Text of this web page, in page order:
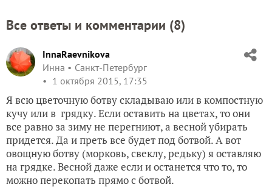
Все ответы и комментарии (8)
InnaRaevnikova
Инна
Санкт-Петербург
1 октября 2015, 17:35
Я всю цветочную ботву складываю или в компостную
кучу или в грядку. Если оставить на цветах, то они
все равно за зиму не перегниют, а весной убирать
придется. Да и преть все будет под ботвой. А вот
овощную ботву (морковь, свеклу, редьку) я оставляю
на грядке. Весной даже если и останется что то, то
можно перекопать прямо с ботвой.